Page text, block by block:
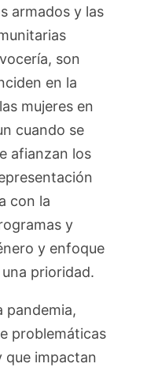
armados y las
son
en la
mujeres en
cuando se
afianzan los
con la
y
y enfoque
prioridad.
pandemia,
problemáticas
que impactan